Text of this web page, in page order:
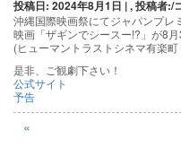
投稿日: 2024年8月1日 | , 投稿者:/
沖縄国際映画祭にてジャパンプレ
映画「ザギンでシースー!?」が8月
(ヒューマントラストシネマ有楽
是非、ご観劇下さい！
公式サイト
予告
稿
ナ
ビ
ゲ
ー
«